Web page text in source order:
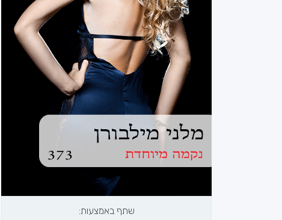
שתף באמצעות: